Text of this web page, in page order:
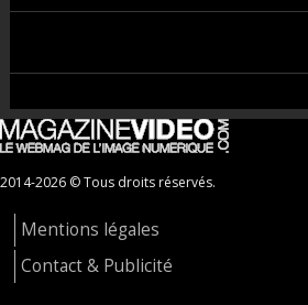
2014-2026 © Tous droits réservés.
Mentions légales
Contact & Publicité